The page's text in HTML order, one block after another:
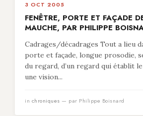
3 OCT 2005
FENÊTRE, PORTE ET FAÇADE
MAUCHE, PAR PHILIPPE
Cadrages/décadrages Tout a lieu
porte et façade, longue prosodie,
du regard, d’un regard qui établit
une vision...
in chroniques — par Philippe Boisnard